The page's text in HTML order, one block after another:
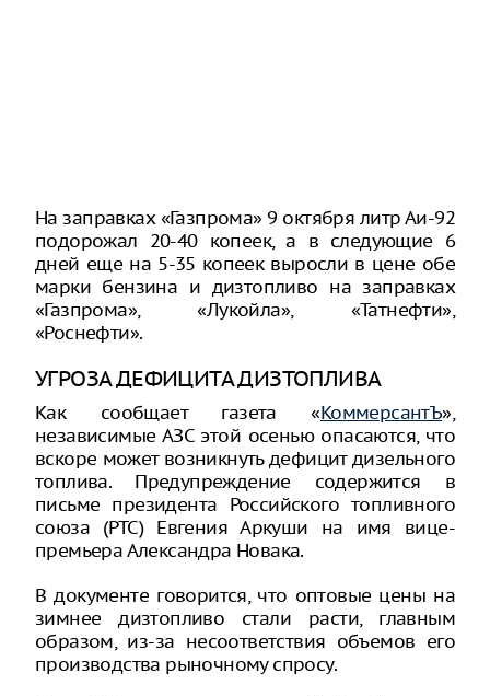
На заправках «Газпрома» 9 октября литр Аи-92
подорожал 20-40 копеек, а в следующие 6
дней еще на 5-35 копеек выросли в цене обе
марки бензина и дизтопливо на заправках
«Газпрома», «Лукойла», «Татнефти»,
«Роснефти».
УГРОЗА ДЕФИЦИТА ДИЗТОПЛИВА
Как сообщает газета «КоммерсантЪ»,
независимые АЗС этой осенью опасаются, что
вскоре может возникнуть дефицит дизельного
топлива. Предупреждение содержится в
письме президента Российского топливного
союза (РТС) Евгения Аркуши на имя вице-
премьера Александра Новака.
В документе говорится, что оптовые цены на
зимнее дизтопливо стали расти, главным
образом, из-за несоответствия объемов его
производства рыночному спросу.